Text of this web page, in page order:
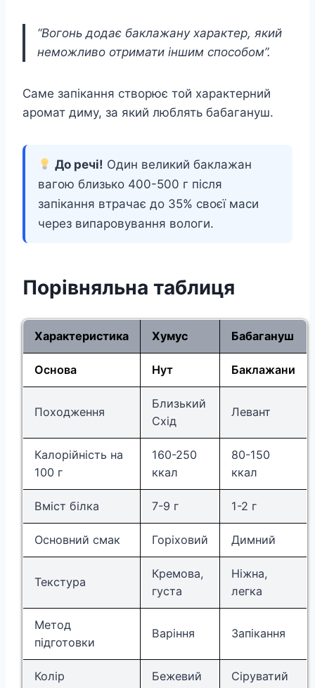
“Вогонь додає баклажану характер, який
неможливо отримати іншим способом”.
Саме запікання створює той характерний
аромат диму, за який люблять бабагануш.
До речі! Один великий баклажан
вагою близько 400-500 г після
запікання втрачає до 35% своєї маси
через випаровування вологи.
Порівняльна таблиця
Характеристика Хумус Бабагануш
Основа Нут Баклажани
Походження
Близький
Схід
Левант
Калорійність на
100 г
160-250
ккал
80-150
ккал
Вміст білка 7-9 г 1-2 г
Основний смак Горіховий Димний
Текстура
Кремова,
густа
Ніжна,
легка
Метод
підготовки
Варіння Запікання
Колір Бежевий Сіруватий